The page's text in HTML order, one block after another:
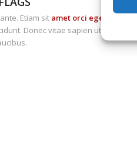
Etiam sit amet orci eget
Donec vitae sapien ut libero